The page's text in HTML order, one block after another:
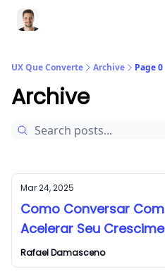
UX Que Converte Archive Page 0
Archive
Mar 24, 2025
Como Conversar
Acelerar Seu
Rafael Damasceno